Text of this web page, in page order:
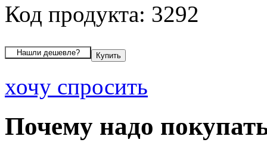
Код продукта: 3292
хочу спросить
Почему надо